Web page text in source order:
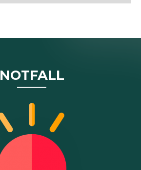
NOTFALL